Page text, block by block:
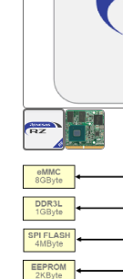
画
像